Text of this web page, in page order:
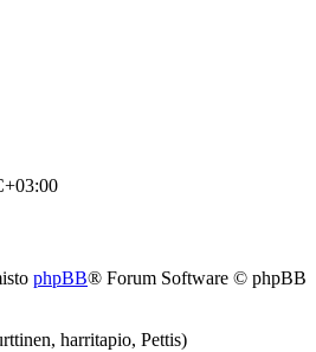
phpBB® Forum Software © phpBB
harritapio, Pettis)